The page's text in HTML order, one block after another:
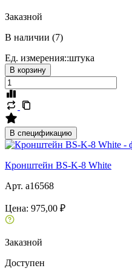
Заказной
В наличии (7)
Ед. измерения::штука
В корзину
В спецификацию
Кронштейн BS-K-8 White
Арт. a16568
Цена: 975,00 ₽
Заказной
Доступен